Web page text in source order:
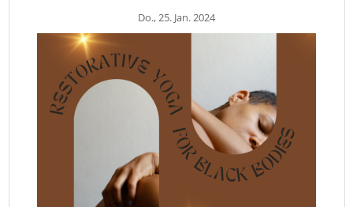
Do., 25. Jan. 2024